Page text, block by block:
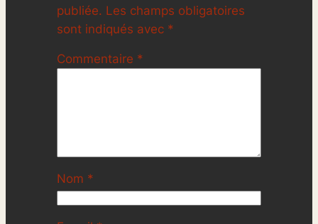
publiée. Les champs obligatoires
sont indiqués avec *
Commentaire *
Nom *